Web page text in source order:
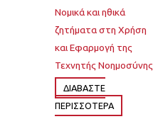
Νομικά και ηθικά
ζητήματα στη Χρήση
και Εφαρμογή της
Τεχνητής Νοημοσύνης
ΔΙΆΒΑΣΤΕ
ΠΕΡΙΣΣΌΤΕΡΑ